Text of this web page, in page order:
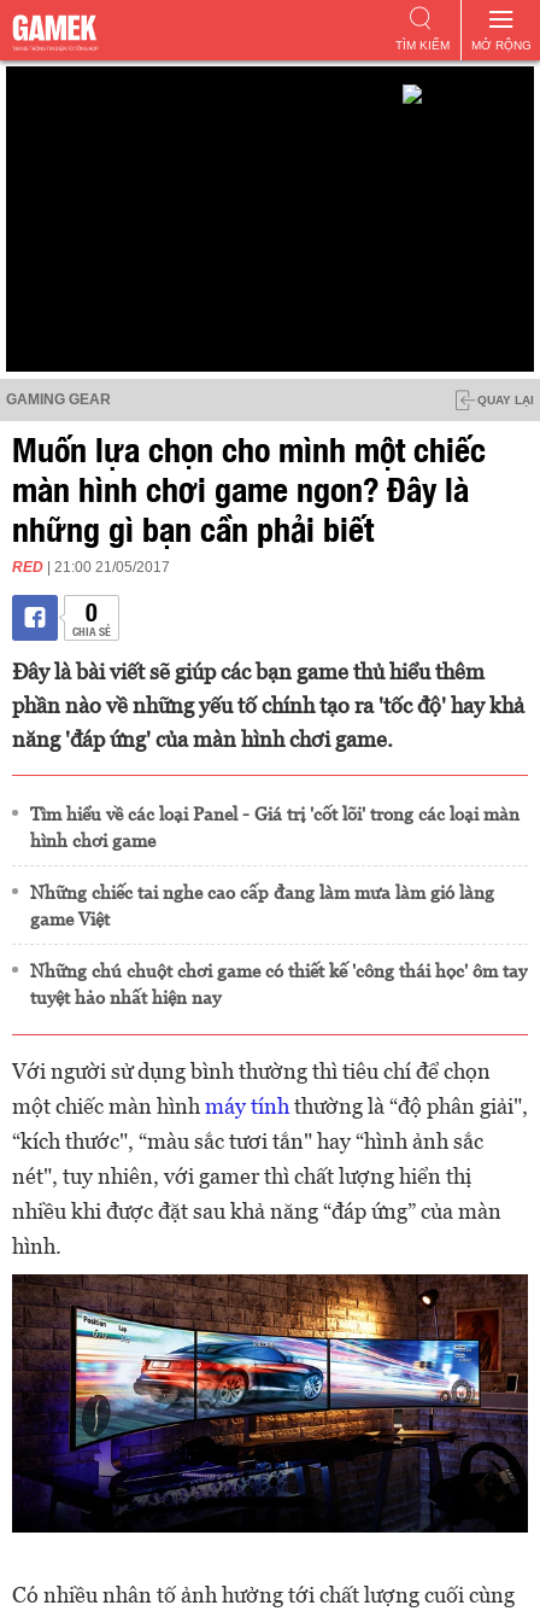
MỞ RỘNG
TÌM KIẾM
GAMING GEAR QUAY LẠI
Muốn lựa chọn cho mình một chiếc
màn hình chơi game ngon? Đây là
những gì bạn cần phải biết
RED | 21:00 21/05/2017
0
CHIA SẺ
Đây là bài viết sẽ giúp các bạn game thủ hiểu thêm
phần nào về những yếu tố chính tạo ra 'tốc độ' hay khả
năng 'đáp ứng' của màn hình chơi game.
Tìm hiểu về các loại Panel - Giá trị 'cốt lõi' trong các loại màn
hình chơi game
Những chiếc tai nghe cao cấp đang làm mưa làm gió làng
game Việt
Những chú chuột chơi game có thiết kế 'công thái học' ôm tay
tuyệt hảo nhất hiện nay
Với người sử dụng bình thường thì tiêu chí để chọn
một chiếc màn hìnhmáy tínhthường là “độ phân giải",
“kích thước", “màu sắc tươi tắn" hay “hình ảnh sắc
nét", tuy nhiên, với gamer thì chất lượng hiển thị
nhiều khi được đặt sau khả năng “đáp ứng” của màn
hình.
Có nhiều nhân tố ảnh hưởng tới chất lượng cuối cùng